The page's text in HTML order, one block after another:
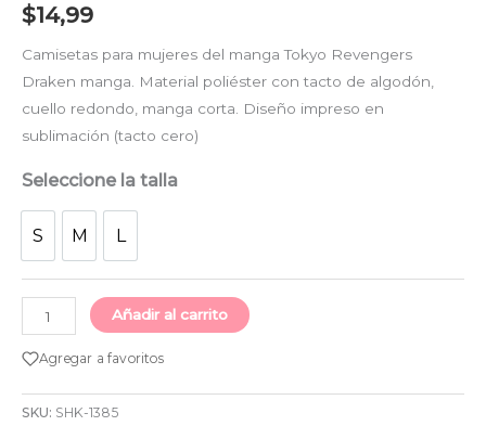
$14,99
Camisetas para mujeres del manga Tokyo Revengers
Draken manga. Material poliéster con tacto de algodón,
cuello redondo, manga corta. Diseño impreso en
sublimación (tacto cero)
Seleccione la talla
S M L
Añadir al carrito
Agregar a favoritos
SKU: SHK-1385